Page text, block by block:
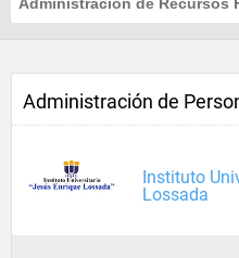
Administración de
Instituto
Lossada